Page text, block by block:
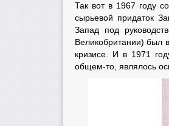
Так вот в 1967 году
сырьевой придаток
Запад под
Великобритании) был
кризисе. И в 1971
общем-то, являлось